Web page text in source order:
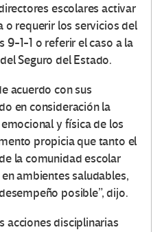
escolares activar
o requerir los servicios del
9-1-1 o referir el caso a la
Seguro del Estado.
acuerdo con sus
en consideración la
y física de los
propicia que tanto el
la comunidad escolar
ambientes saludables,
posible”, dijo.
acciones disciplinarias